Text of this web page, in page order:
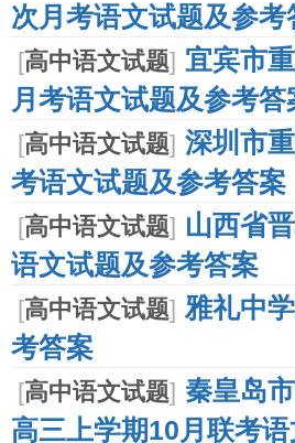
次月考语文试题及参考
[高中语文试题] 宜宾市
月考语文试题及参考答
[高中语文试题] 深圳市
考语文试题及参考答案
[高中语文试题] 山西省
语文试题及参考答案
[高中语文试题] 雅礼中
考答案
[高中语文试题] 秦皇岛
高三上学期10月联考